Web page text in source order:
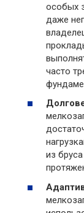
особых
даже
часто
из